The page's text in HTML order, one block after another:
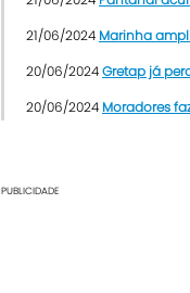
21/06/2024 Marinha
20/06/2024Gretap já
20/06/2024 Moradores
PUBLICIDADE